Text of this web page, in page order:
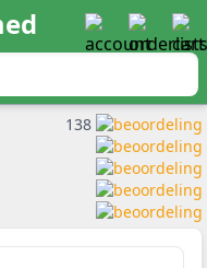
»Safebox
138